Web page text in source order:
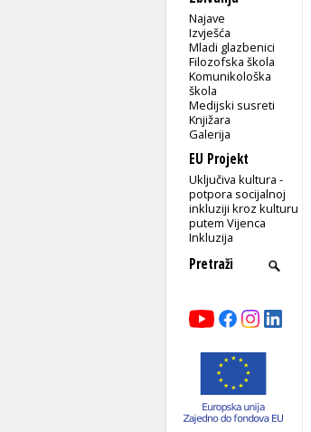
Najave
Izvješća
Mladi glazbenici
Filozofska škola
Komunikološka
škola
Medijski susreti
Knjižara
Galerija
EU Projekt
Uključiva kultura -
potpora socijalnoj
inkluziji kroz kulturu
putem Vijenca
Inkluzija